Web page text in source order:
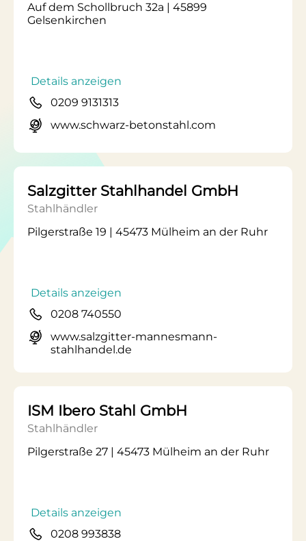
Auf dem Schollbruch 32a | 45899
Gelsenkirchen
Details anzeigen
0209 9131313
www.schwarz-betonstahl.com
Salzgitter Stahlhandel GmbH
Stahlhändler
Pilgerstraße 19 | 45473 Mülheim an der Ruhr
Details anzeigen
0208 740550
www.salzgitter-mannesmann-
stahlhandel.de
ISM Ibero Stahl GmbH
Stahlhändler
Pilgerstraße 27 | 45473 Mülheim an der Ruhr
Details anzeigen
0208 993838